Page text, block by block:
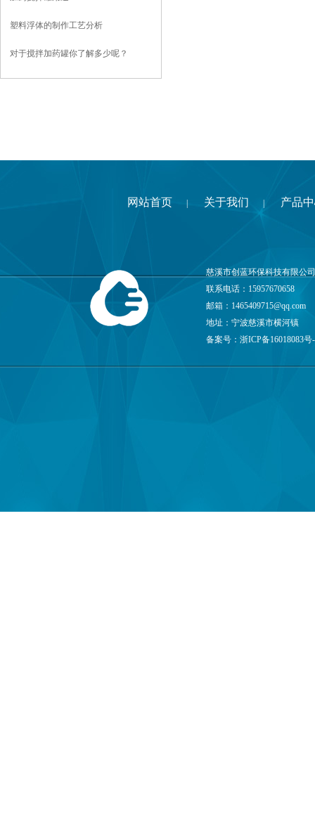
塑料浮体的制作工艺分析
对于搅拌加药罐你了解多少呢？
网站首页 关于我们 产品
慈溪市创蓝环保科技有限公
联系电话：15957670658
邮箱： 1465409715@qq.com
地址：宁波慈溪市横河镇
备案号： 浙ICP备16018083号